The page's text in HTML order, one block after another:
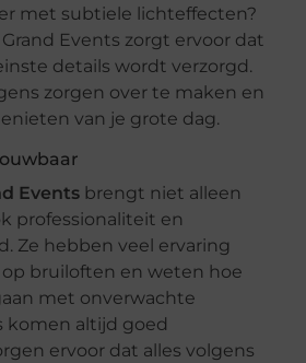
met subtiele lichteffecten?
Events zorgt ervoor dat
details wordt verzorgd.
zorgen over te maken en
van je grote dag.
Eventsbrengt niet alleen
professionaliteit en
Ze hebben veel ervaring
bruiloften en weten hoe
met onverwachte
komen altijd goed
ervoor dat alles volgens